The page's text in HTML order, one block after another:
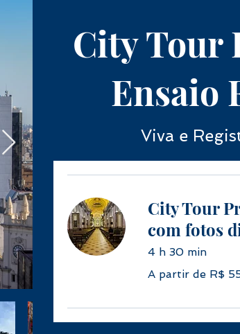
City Tour
Ensaio
Viva e
City Tour
com fotos
4 h 30 min
partir
A partir de R$